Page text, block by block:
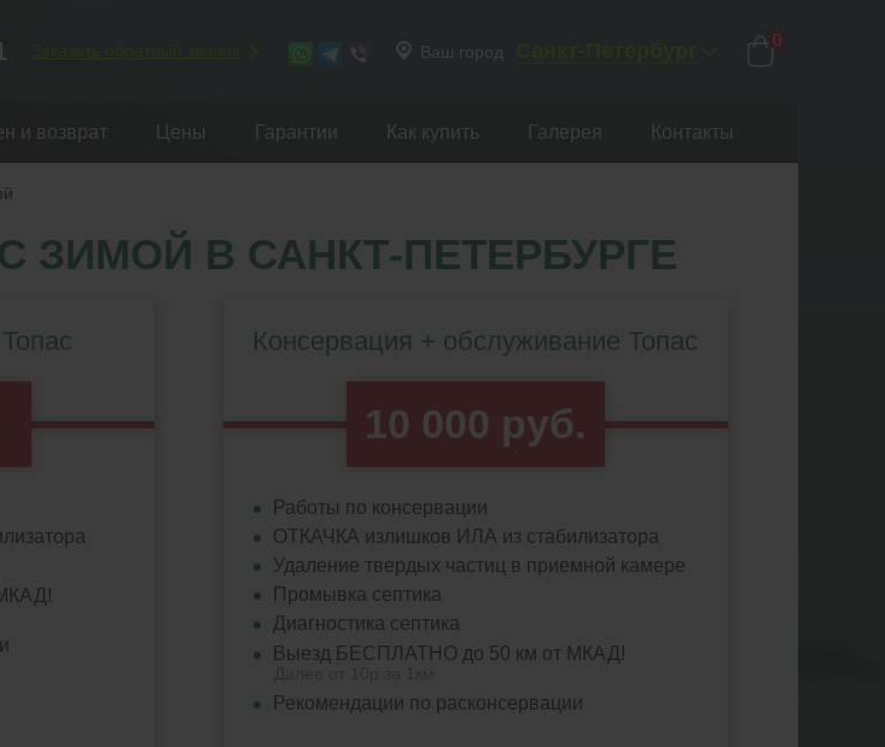
Ваш город
0
и возврат Цены Гарантии Как купить Галерея Контакты
ЗИМОЙ В САНКТ-ПЕТЕРБУРГЕ
Консервация + обслуживание Топас
10 000 руб.
Работы по консервации
ОТКАЧКА излишков ИЛА из стабилизатора
Удаление твердых частиц в приемной камере
Промывка септика
Диагностика септика
Выезд БЕСПЛАТНО до 50 км от МКАД!
Рекомендации по расконсервации